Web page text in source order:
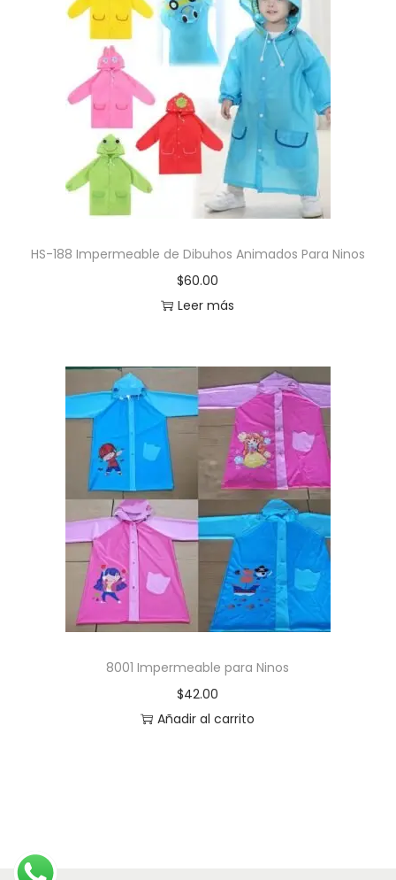
HS-188 Impermeable de Dibuhos Animados Para Ninos
$60.00
Leer más
8001 Impermeable para Ninos
$42.00
Añadir al carrito